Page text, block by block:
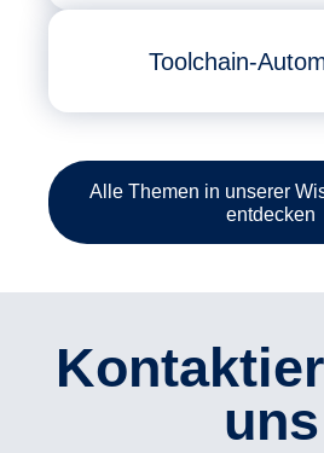
Toolchain-
Alle Themen in unserer
entdecken
uns